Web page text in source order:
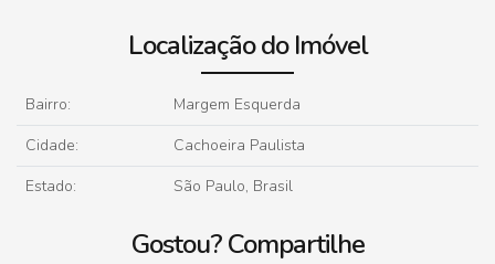
Localização do Imóvel
Bairro:
Margem Esquerda
Cidade:
Cachoeira Paulista
Estado:
São Paulo, Brasil
Gostou? Compartilhe